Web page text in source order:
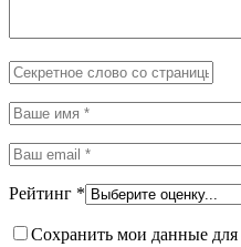
Рейтинг *
Сохранить мои данные